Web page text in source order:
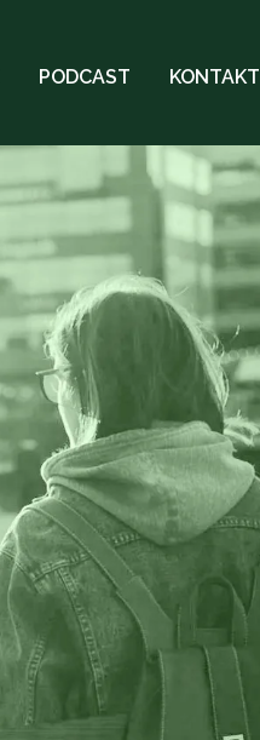
PODCAST KONTAKT